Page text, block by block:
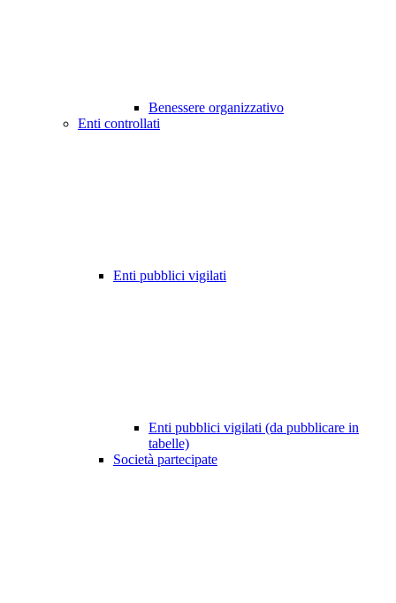
Benessere organizzativo
Enti controllati
Enti pubblici vigilati
Enti pubblici vigilati (da pubblicare in
tabelle)
Società partecipate